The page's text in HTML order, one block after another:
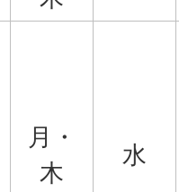
月・
木
水